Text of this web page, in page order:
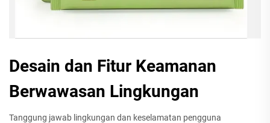
Desain dan Fitur Keamanan
Berwawasan Lingkungan
Tanggung jawab lingkungan dan keselamatan pengguna